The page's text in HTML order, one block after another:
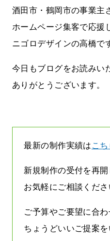
酒田市・鶴岡市の事業主
ホームページ集客で応援
ニゴロデザインの高橋で
今日もブログをお読みい
ありがとうございます。
最新の制作実績は こち
新規制作の受付を再開
お気軽にご相談くださ
ご予算やご要望に合わ
ちょうどいいご提案を
より利
って
酒田商工
って行く
よね